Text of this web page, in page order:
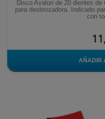
Disco Avalon de 20 dientes
para desbrozadora. Indicado
con
AÑADIR